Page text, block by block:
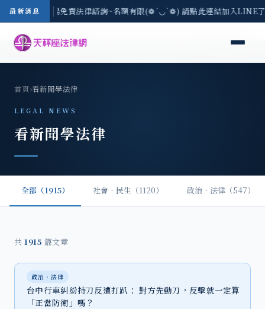
最新消息
-8/3(一) 現場免費法律諮詢~名額有限(❁´◡`❁) 請點此連結加入
首頁›看新聞學法律
LEGAL NEWS
看新聞學法律
全部（1915） 社會‧民生（1120） 政治‧法律（547）
共 1915 篇文章
政治‧法律
台中行車糾紛持刀反遭打趴： 對方先動刀，反擊就一定算
「正當防衛」嗎？